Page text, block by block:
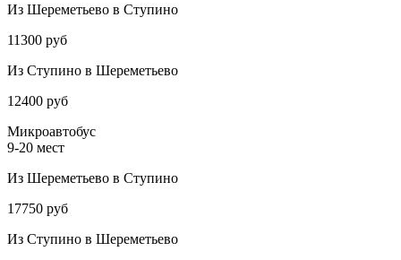
Из Шереметьево в Ступино
11300 руб
Из Ступино в Шереметьево
12400 руб
Микроавтобус
9-20 мест
Из Шереметьево в Ступино
17750 руб
Из Ступино в Шереметьево